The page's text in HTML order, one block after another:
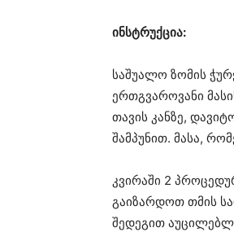
ინსტრუქცია:
საშუალო ზომის
ერთგვაროვანი
თავის კანზე,
შამპუნით. მასა,
კვირაში 2
გაიზარდოთ თმის
შედეგით